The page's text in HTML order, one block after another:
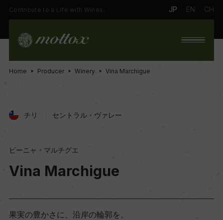
Contribute to a Life with Wines. JP EN CH
Home Producer Winery Vina Marchigue
チリ セントラル・ヴァレー
ビーニャ・マルチグエ
Vina Marchigue
果実の豊かさに、沿岸の輪郭を。